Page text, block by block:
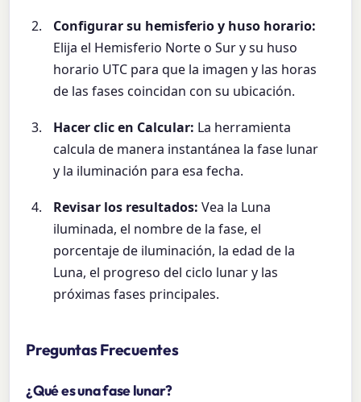
Configurar su hemisferio y huso horario:
Elija el Hemisferio Norte o Sur y su huso
horario UTC para que la imagen y las horas
de las fases coincidan con su ubicación.
Hacer clic en Calcular: La herramienta
calcula de manera instantánea la fase lunar
y la iluminación para esa fecha.
Revisar los resultados: Vea la Luna
iluminada, el nombre de la fase, el
porcentaje de iluminación, la edad de la
Luna, el progreso del ciclo lunar y las
próximas fases principales.
Preguntas Frecuentes
¿Qué es una fase lunar?